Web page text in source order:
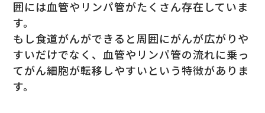
囲には血管やリンパ管がたくさん存在していま
す。
もし食道がんができると周囲にがんが広がりや
すいだけでなく、血管やリンパ管の流れに乗っ
てがん細胞が転移しやすいという特徴がありま
す。